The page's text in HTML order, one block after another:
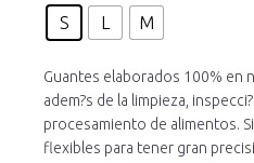
S L M
Guantes elaborados 100% en
adem?s de la limpieza,
procesamiento de alimentos.
flexibles para tener gran